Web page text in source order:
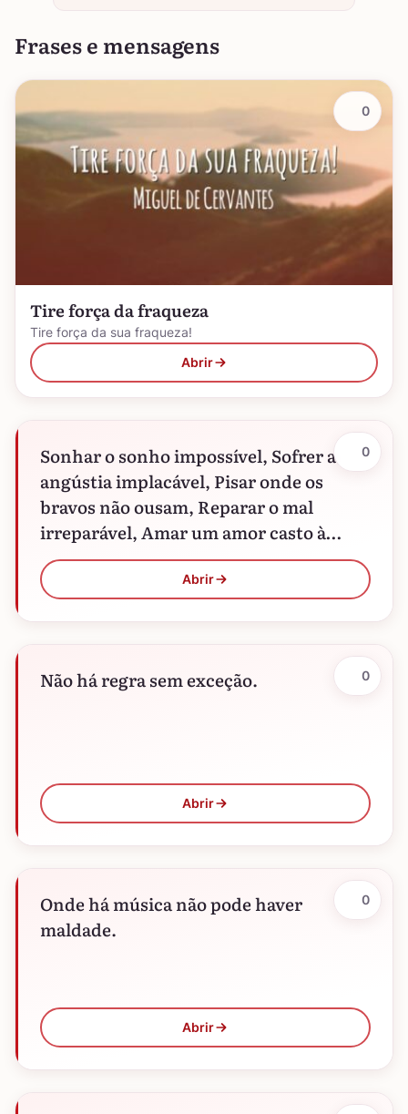
Frases e mensagens
Tire força da fraqueza
Tire força da sua fraqueza!
Abrir
0
Sonhar o sonho impossível, Sofrer a
angústia implacável, Pisar onde os
bravos não ousam, Reparar o mal
irreparável, Amar um amor casto à
distância, Enfrentar o inimigo
invencível,…
Abrir
0
Não há regra sem exceção.
Abrir
0
Onde há música não pode haver
maldade.
Abrir
0